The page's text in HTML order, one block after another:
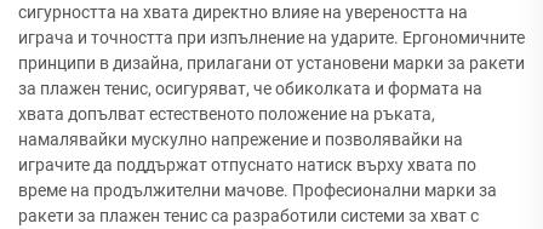
сигурността на хвата директно влияе на увереността на
играча и точността при изпълнение на ударите. Ергономичните
принципи в дизайна, прилагани от установени марки за ракети
за плажен тенис, осигуряват, че обиколката и формата на
хвата допълват естественото положение на ръката,
намалявайки мускулно напрежение и позволявайки на
играчите да поддържат отпуснато натиск върху хвата по
време на продължителни мачове. Професионални марки за
ракети за плажен тенис са разработили системи за хват с